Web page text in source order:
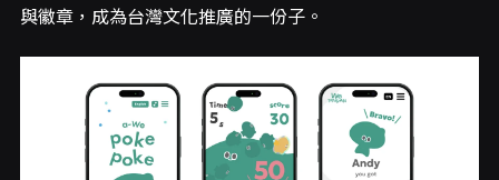
與徽章，成為台灣文化推廣的一份子。